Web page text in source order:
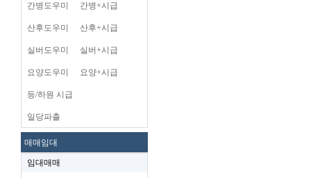
간병도우미 간병+시급
산후도우미 산후+시급
실버도우미 실버+시급
요양도우미 요양+시급
등/하원 시급
일당파출
매매임대
임대매매